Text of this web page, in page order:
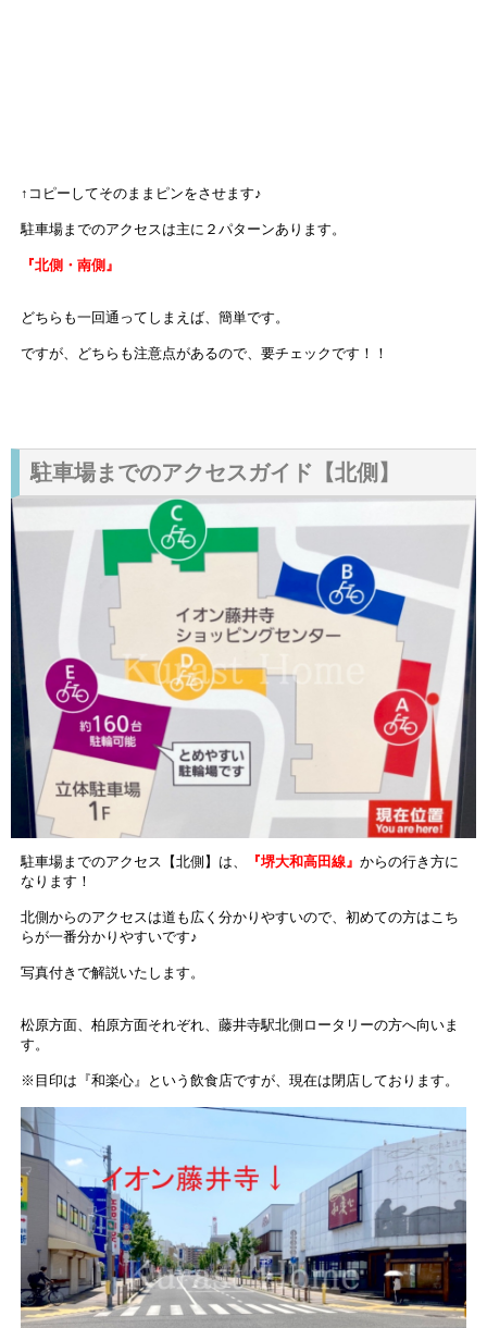
↑コピーしてそのままピンをさせます♪
駐車場までのアクセスは主に２パターンあります。
『北側・南側』
どちらも一回通ってしまえば、簡単です。
ですが、どちらも注意点があるので、要チェックです！！
駐車場までのアクセスガイド【北側】
駐車場までのアクセス【北側】は、 『堺大和高田線』からの行き方に
なります！
北側からのアクセスは道も広く分かりやすいので、初めての方はこち
らが一番分かりやすいです♪
写真付きで解説いたします。
松原方面、柏原方面それぞれ、藤井寺駅北側ロータリーの方へ向いま
す。
※目印は『和楽心』という飲食店ですが、現在は閉店しております。